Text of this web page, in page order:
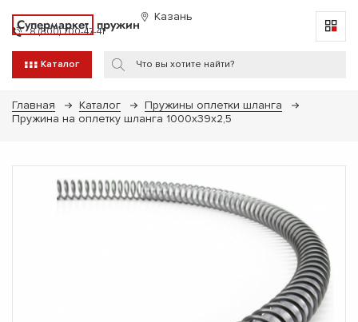
Супермаркет пружин Казань
8 (800) 700-47-41
Каталог
Главная Каталог
Пружины оплетки шланга
Пружина на оплетку шланга 1000х39х2,5